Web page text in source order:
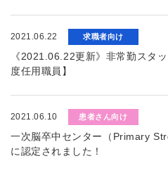
2021.06.22 求職者向け
《2021.06.22更新》非常勤スタ
度任用職員】
2021.06.10 患者さん向け
一次脳卒中センター（Primary
に認定されました！